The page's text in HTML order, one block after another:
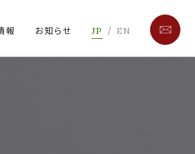
報 お知らせ JP / EN